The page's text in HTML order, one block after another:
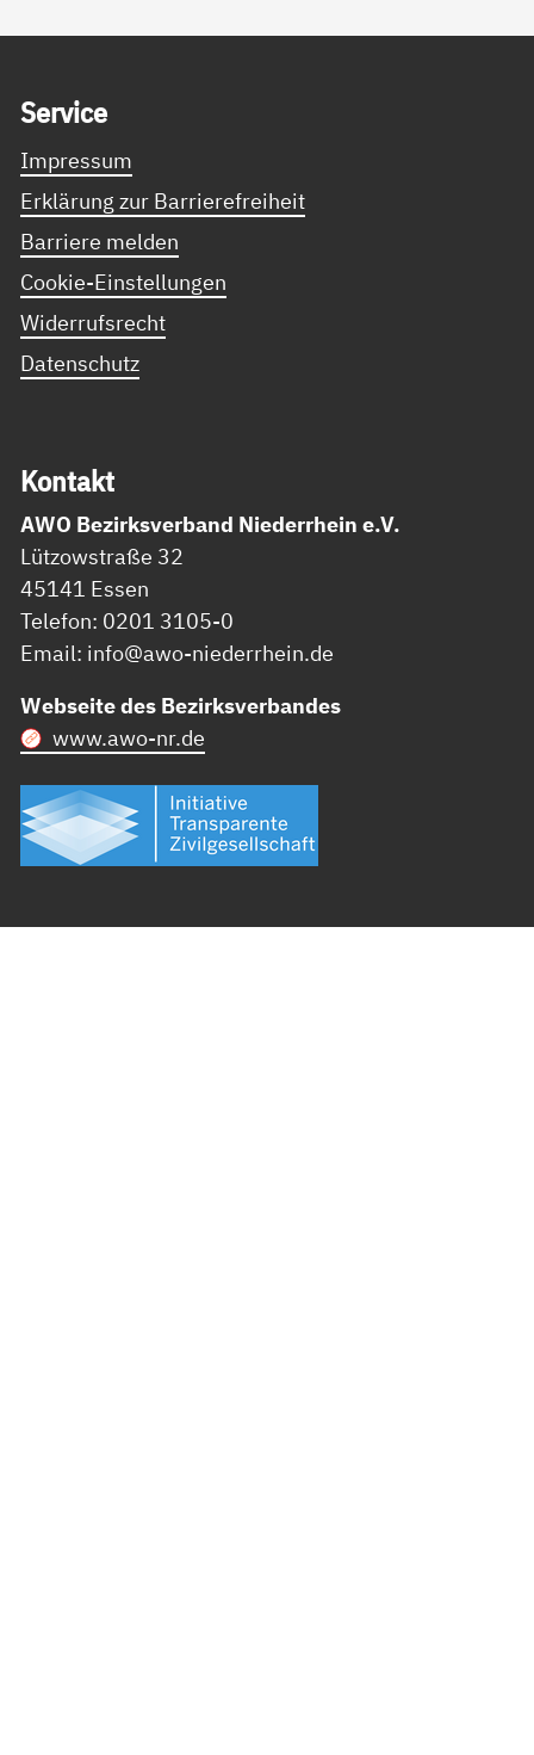
Ser­vice
Impressum
Erklärung zur Barrierefreiheit
Barriere melden
Cookie-Einstellungen
Widerrufsrecht
Datenschutz
Kon­takt
AWO Bezirksverband Niederrhein e.V.
Lützowstraße 32
45141 Essen
Telefon: 0201 3105-0
Email: info@awo-niederrhein.de
Webseite des Bezirksverbandes
www.awo-nr.de